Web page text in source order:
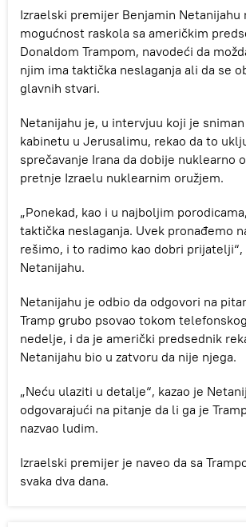
Izraelski premijer Benjamin Netanijahu
mogućnost raskola sa američkim
Donaldom Trampom, navodeći da
njim ima taktička neslaganja ali da se
glavnih stvari.
Netanijahu je, u intervjuu koji je
kabinetu u Jerusalimu, rekao da to
sprečavanje Irana da dobije nuklearno
pretnje Izraelu nuklearnim oružjem.
„Ponekad, kao i u najboljim
taktička neslaganja. Uvek pronađemo
rešimo, i to radimo kao dobri prijatelji“,
Netanijahu.
Netanijahu je odbio da odgovori na
Tramp grubo psovao tokom
nedelje, i da je američki predsednik
Netanijahu bio u zatvoru da nije njega.
„Neću ulaziti u detalje“, kazao je
odgovarajući na pitanje da li ga je
nazvao ludim.
Izraelski premijer je naveo da sa
svaka dva dana.